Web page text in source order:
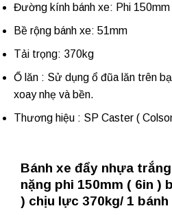
Đường kính bánh xe: Phi 150mm
Bề rộng bánh xe: 51mm
Tải trọng: 370kg
Ổ lăn : Sử dụng ổ đũa lăn trên
xoay nhẹ và bền.
Thương hiệu : SP Caster (
Bánh xe đẩy nhựa
nặng phi 150mm ( 6in )
) chịu lực 370kg/ 1 bánh